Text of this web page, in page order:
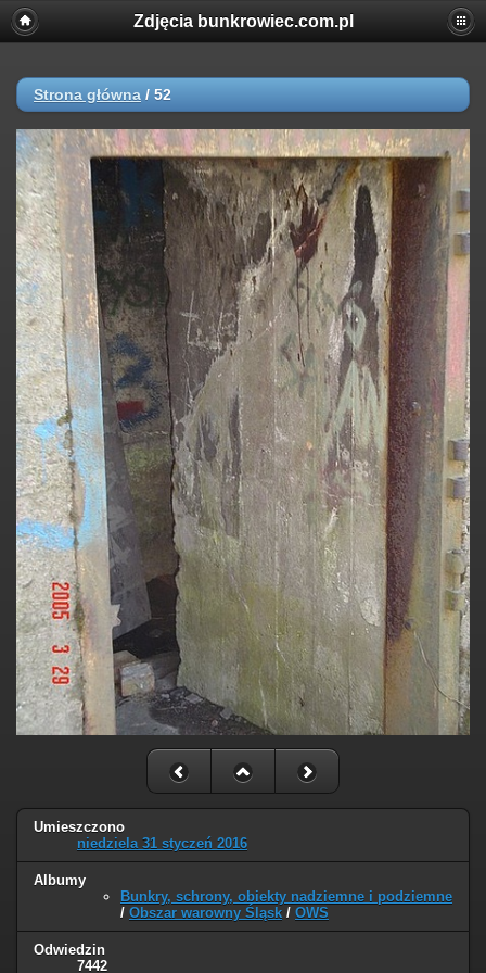
Zdjęcia bunkrowiec.com.pl
Strona główna / 52
Umieszczono
niedziela 31 styczeń 2016
Albumy
Bunkry, schrony, obiekty nadziemne i podziemne
/ Obszar warowny Śląsk / OWS
Odwiedzin
7442